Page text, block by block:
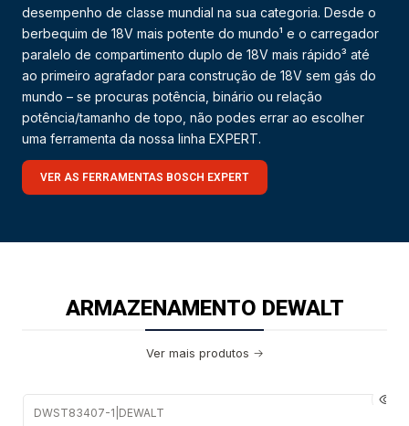
desempenho de classe mundial na sua categoria. Desde o
berbequim de 18V mais potente do mundo¹ e o carregador
paralelo de compartimento duplo de 18V mais rápido³ até
ao primeiro agrafador para construção de 18V sem gás do
mundo – se procuras potência, binário ou relação
potência/tamanho de topo, não podes errar ao escolher
uma ferramenta da nossa linha EXPERT.
VER AS FERRAMENTAS BOSCH EXPERT
ARMAZENAMENTO DEWALT
Ver mais produtos
DWST83407-1 DEWALT